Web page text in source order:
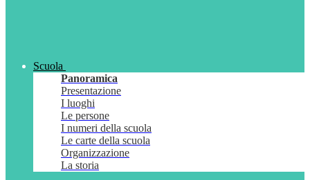
Scuola
Panoramica
Presentazione
I luoghi
Le persone
I numeri della scuola
Le carte della scuola
Organizzazione
La storia